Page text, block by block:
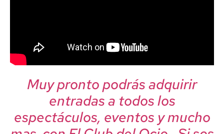
Muy pronto podrás adquirir
entradas a todos los
espectáculos, eventos y mucho